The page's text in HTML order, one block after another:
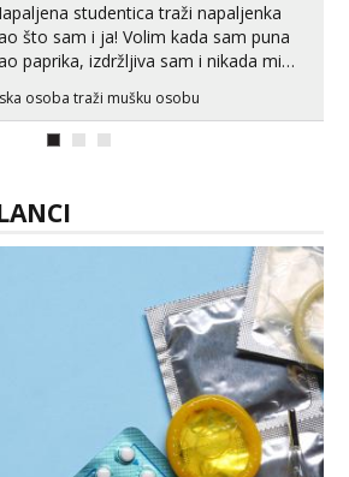
studentica traži napaljenka
što sam i ja! Volim kada sam puna
paprika, izdržljiva sam i nikada mi
dnevno bilo kad i bilo gdje zato se
javi što prije da me isprobaš Klikni na
osoba traži mušku osobu